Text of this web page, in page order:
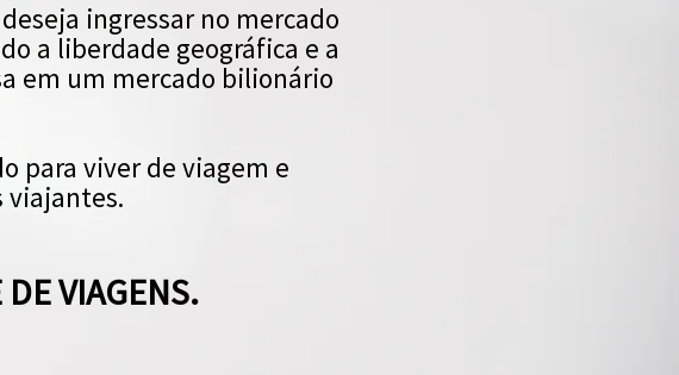
deseja ingressar no mercado
a liberdade geográfica e a
em um mercado bilionário
para viver de viagem e
viajantes.
VIAGENS.